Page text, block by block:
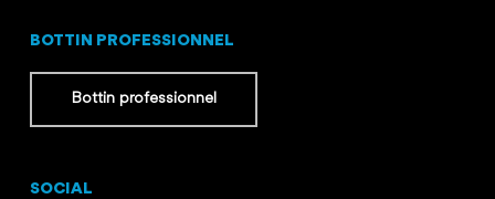
BOTTIN PROFESSIONNEL
Bottin professionnel
SOCIAL